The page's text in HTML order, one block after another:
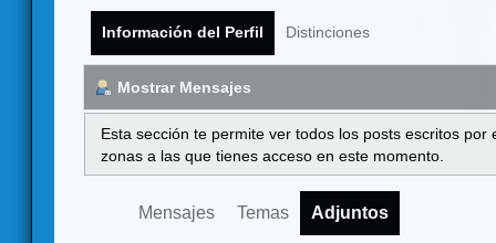
Información del Perfil Distinciones
Mostrar Mensajes
Esta sección te permite ver todos los posts escritos
zonas a las que tienes acceso en este momento.
Mensajes Temas Adjuntos